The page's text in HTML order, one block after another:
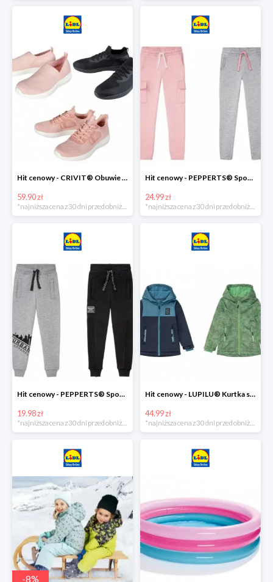
Hit cenowy - CRIVIT® Obuwie dziewczęce sportowe i na co dzień, 1 para
59.90 zł
Hit cenowy - PEPPERTS® Spodnie dresowe dziewczęce, 1 para
24.99 zł
Hit cenowy - PEPPERTS® Spodnie dresowe chłopięce, 1 para
19.98 zł
Hit cenowy - LUPILU® Kurtka softshell chłopięca, 1 sztuka
44.99 zł
-8%